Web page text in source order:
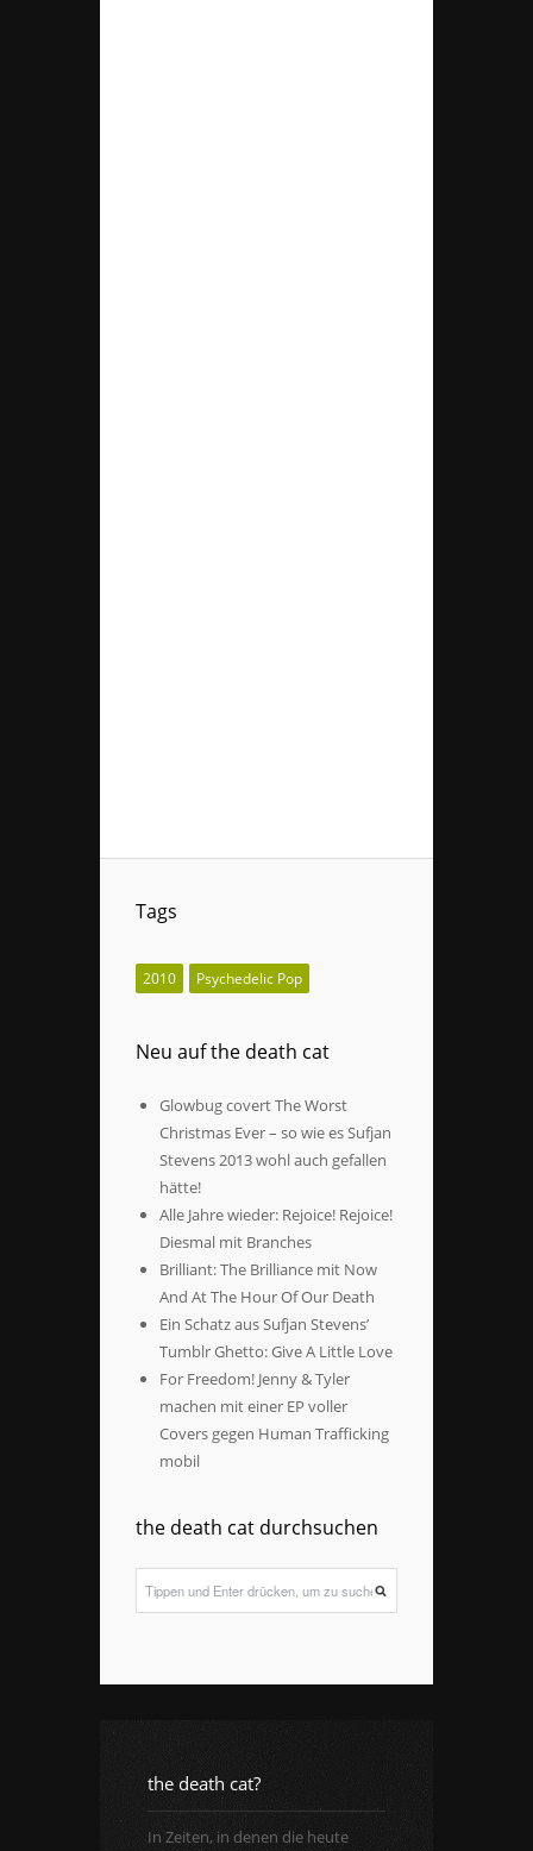
Tags
2010 Psychedelic Pop
Neu auf the death cat
Glowbug covert The Worst
Christmas Ever – so wie es Sufjan
Stevens 2013 wohl auch gefallen
hätte!
Alle Jahre wieder: Rejoice! Rejoice!
Diesmal mit Branches
Brilliant: The Brilliance mit Now
And At The Hour Of Our Death
Ein Schatz aus Sufjan Stevens’
Tumblr Ghetto: Give A Little Love
For Freedom! Jenny & Tyler
machen mit einer EP voller
Covers gegen Human Trafficking
mobil
the death cat durchsuchen
the death cat?
In Zeiten, in denen die heute